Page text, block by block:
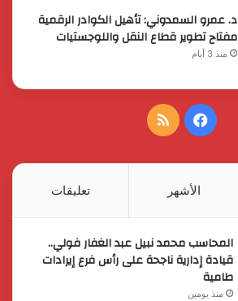
د. عمرو السمدوني: تأهيل الكوادر الرقمية
مفتاح تطوير قطاع النقل واللوجستيات
منذ 3 أيام
فيسبوكملخص
الأشهر تعليقات
المحاسب محمد نبيل عبد الغفار فولي..
قيادة إدارية ناجحة على رأس فرع إيرادات
طامية
منذ يومين